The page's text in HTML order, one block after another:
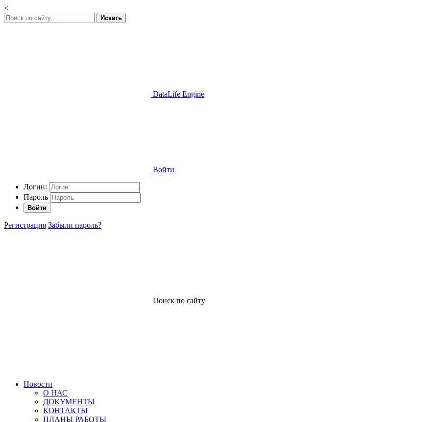
<
Искать
DataLife Engine
Войти
Логин:
Пароль
Войти
Регистрация Забыли пароль?
Поиск по сайту
Новости
О НАС
ДОКУМЕНТЫ
КОНТАКТЫ
ПЛАНЫ РАБОТЫ